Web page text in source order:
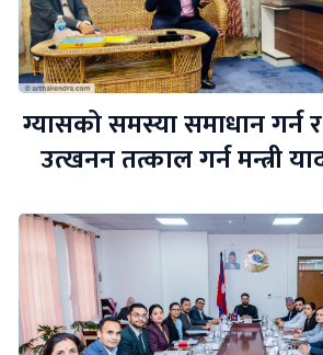
ग्यासको समस्या समाधान
उत्खनन तत्काल गर्न मन्त्री